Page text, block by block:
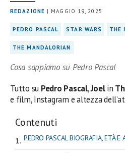
REDAZIONE | MAGGIO 19, 2025
PEDRO PASCAL STAR WARS THE
THE MANDALORIAN
Cosa sappiamo su Pedro Pascal
Tutto su Pedro Pascal,Joelin
e film, Instagram e altezza
Contenuti
PEDRO PASCAL BIOGRAFIA, ETÀ E